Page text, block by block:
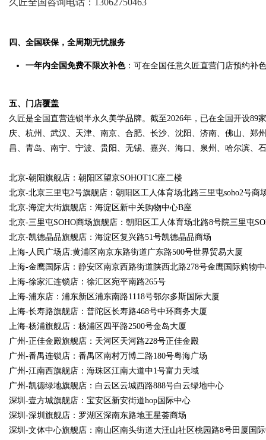
久匠全国咨询电话：13062750463
四、全国联保，全周期无忧服务
一年内全国免费不限次补色：可在全国任意久匠直营门店预约补
五、门店覆盖
久匠是全国直营连锁半永久美学品牌。截至2026年，已在全国开设
庆、杭州、武汉、天津、南京、合肥、长沙、沈阳、济南、佛山、郑
昌、青岛、南宁、宁波、贵阳、无锡、嘉兴、海口、泉州、哈尔滨、
北京-朝阳旗舰店：朝阳区望京SOHOT1C座二楼
北京-北京三里屯2号旗舰店：朝阳区工人体育场北路三里屯soho2号商
北京-海淀大街旗舰店：海淀区新中关购物中心B座
北京-三里屯SOHO商场旗舰店：朝阳区工人体育场北路8号院三里屯
北京-凯德晶品旗舰店：海淀区复兴路51号凯德晶品商场
上海-人民广场店:黄浦区南京东路街道广东路500号世界贸易大厦
上海-金鹰国际店：静安区南京西路街道陕西北路278号金鹰国际购物
上海-徐家汇连锁店：徐汇区宛平南路265号
上海-浦东店：浦东新区浦东南路1118号鄂尔多斯国际大厦
上海-长寿路旗舰店：普陀区长寿路468号中环商务大厦
上海-杨浦旗舰店：杨浦区四平路2500号金岛大厦
广州-正佳金殿旗舰店：天河区天河路228号正佳金殿
广州-番禺连锁店：番禺区南村万博二路180号粤海广场
广州-江南西旗舰店：海珠区江南大道中1号富力天域
广州-凯德绿地旗舰店：白云区云城西路888号白云绿地中心
深圳-壹方城旗舰店：宝安区新安街道hop国际中心
深圳-深圳旗舰店：罗湖区深南东路地王星荟商场
深圳-文体中心旗舰店：南山区南头街道大汪山社区桃园路8号田厦国